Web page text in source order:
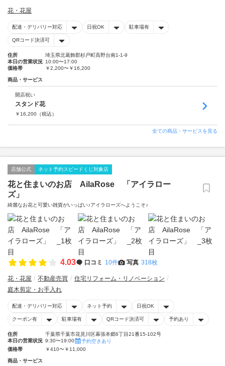
花・花屋
配達・デリバリー対応 日祝OK 駐車場有
QRコード決済可
住所
埼玉県北葛飾郡杉戸町高野台南1-1-9
本日の営業状況 10:00〜17:00
価格帯
￥2,200〜￥16,200
商品・サービス
開店祝い
スタンド花
￥ 16,200 （税込）
全ての商品・サービスを見る
店舗公式 ネット予約スピードくじ対象店
花と住まいのお店 AilaRose 「アイラロー
ズ」
綺麗なお花と可愛い雑貨がいっぱい♪アイラローズへようこそ♪
4.03 口コミ 10件 写真 318枚
花・花屋 不動産売買
住宅リフォーム・リノベーション
庭木剪定・お手入れ
配達・デリバリー対応 ネット予約 日祝OK
クーポン有 駐車場有 QRコード決済可 予約あり
住所
千葉県千葉市花見川区幕張本郷6丁目21番15-102号
本日の営業状況 9:30〜19:00
予約空きあり
価格帯
￥410〜￥11,000
商品・サービス